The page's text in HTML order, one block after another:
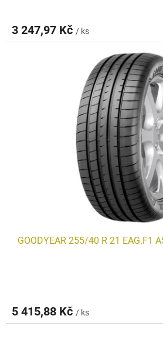
3 247,97 Kč / ks
GOODYEAR 255/40 R 21 EAG.F1
5 415,88 Kč / ks